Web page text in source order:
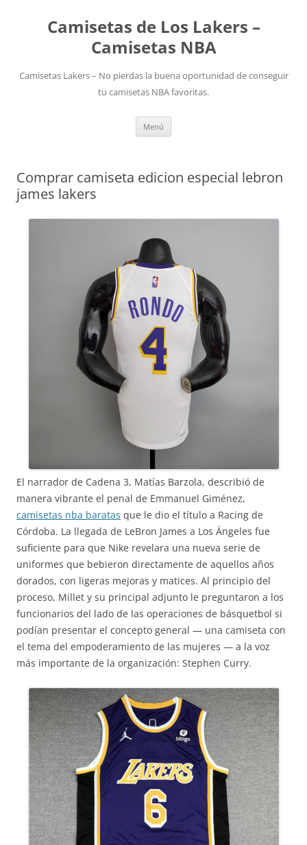
Camisetas de Los Lakers –
Camisetas NBA
Camisetas Lakers – No pierdas la buena oportunidad de conseguir
tu camisetas NBA favoritas.
Menú
Comprar camiseta edicion especial lebron
james lakers
El narrador de Cadena 3, Matías Barzola, describió de
manera vibrante el penal de Emmanuel Giménez,
camisetas nba baratas que le dio el título a Racing de
Córdoba. La llegada de LeBron James a Los Ángeles fue
suficiente para que Nike revelara una nueva serie de
uniformes que bebieron directamente de aquellos años
dorados, con ligeras mejoras y matices. Al principio del
proceso, Millet y su principal adjunto le preguntaron a los
funcionarios del lado de las operaciones de básquetbol si
podían presentar el concepto general — una camiseta con
el tema del empoderamiento de las mujeres — a la voz
más importante de la organización: Stephen Curry.